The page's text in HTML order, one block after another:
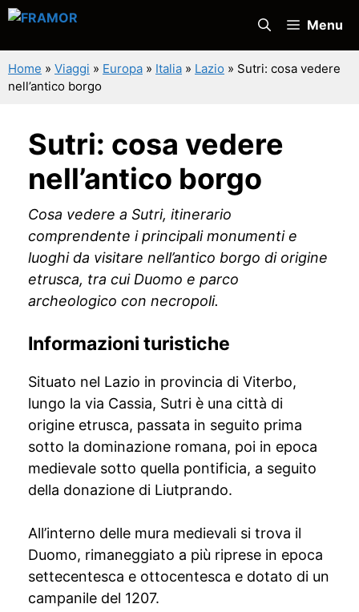
Vai
contenuto
Menu
Home » Viaggi » Europa » Italia » Lazio » Sutri: cosa vedere
nell’antico borgo
Sutri: cosa vedere
nell’antico borgo
Cosa vedere a Sutri, itinerario
comprendente i principali monumenti e
luoghi da visitare nell’antico borgo di origine
etrusca, tra cui Duomo e parco
archeologico con necropoli.
Informazioni turistiche
Situato nel Lazio in provincia di Viterbo,
lungo la via Cassia, Sutri è una città di
origine etrusca, passata in seguito prima
sotto la dominazione romana, poi in epoca
medievale sotto quella pontificia, a seguito
della donazione di Liutprando.
All’interno delle mura medievali si trova il
Duomo, rimaneggiato a più riprese in epoca
settecentesca e ottocentesca e dotato di un
campanile del 1207.